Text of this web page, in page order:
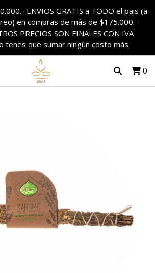
ENVIOS GRATIS a TODO el pais (a
en compras de más de $175.000.-
PRECIOS SON FINALES CON IVA
tenes que sumar ningún costo más
0